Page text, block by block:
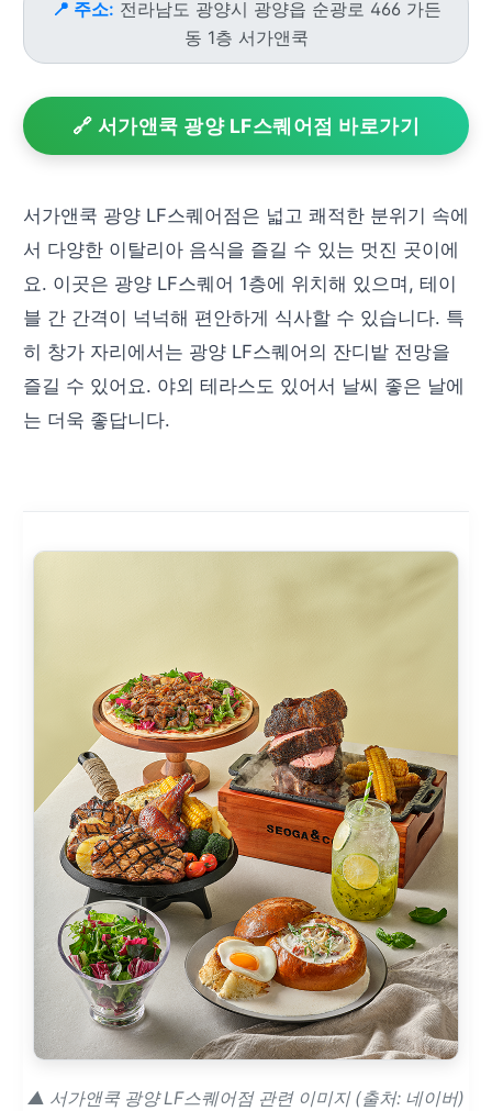
📍 주소: 전라남도 광양시 광양읍 순광로 466 가든
동 1층 서가앤쿡
🔗 서가앤쿡 광양 LF스퀘어점 바로가기
서가앤쿡 광양 LF스퀘어점은 넓고 쾌적한 분위기 속에
서 다양한 이탈리아 음식을 즐길 수 있는 멋진 곳이에
요. 이곳은 광양 LF스퀘어 1층에 위치해 있으며, 테이
블 간 간격이 넉넉해 편안하게 식사할 수 있습니다. 특
히 창가 자리에서는 광양 LF스퀘어의 잔디밭 전망을
즐길 수 있어요. 야외 테라스도 있어서 날씨 좋은 날에
는 더욱 좋답니다.
▲ 서가앤쿡 광양 LF스퀘어점 관련 이미지 (출처: 네이버)